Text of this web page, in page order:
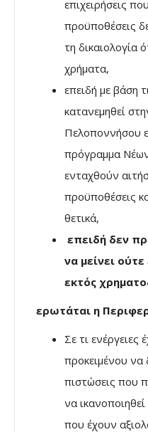
επιχειρήσεις
προϋποθέσεις
τη δικαιολογία
χρήματα,
επειδή με βάση
κατανεμηθεί
Πελοποννήσου
πρόγραμμα
ενταχθούν
προϋποθέσεις
θετικά,
επειδή δεν
να μείνει
εκτός
ερωτάται η
Σε τι ενέργειες
προκειμένου να
πιστώσεις που
να
που έχουν